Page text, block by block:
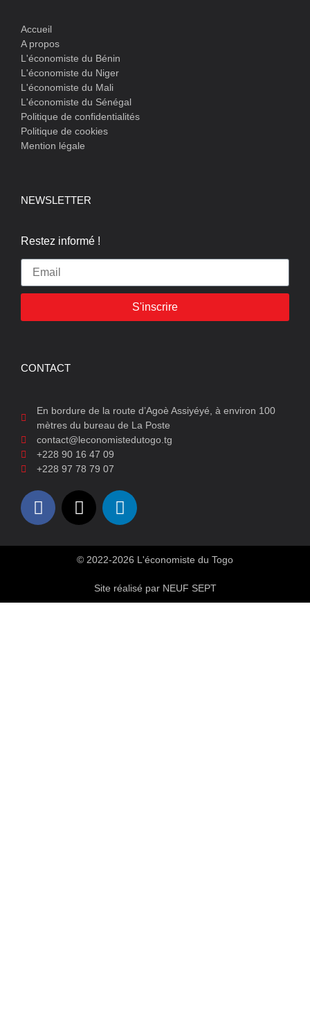
Accueil
A propos
L'économiste du Bénin
L'économiste du Niger
L'économiste du Mali
L'économiste du Sénégal
Politique de confidentialités
Politique de cookies
Mention légale
NEWSLETTER
Restez informé !
S'inscrire
CONTACT
En bordure de la route d’Agoè Assiyéyé, à environ 100
mètres du bureau de La Poste
contact@leconomistedutogo.tg
+228 90 16 47 09
+228 97 78 79 07
© 2022-2026 L'économiste du Togo
Site réalisé par NEUF SEPT